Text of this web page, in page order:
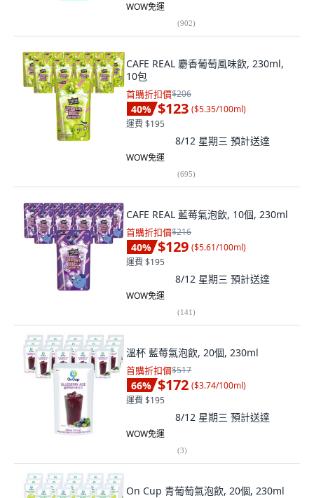
WOW免運
(902)
CAFE REAL 麝香葡萄風味飲, 230ml,
10包
首購折扣價$206
40% $123 ($5.35/100ml)
運費 $195
8/12 星期三 預計送達
WOW免運
(695)
CAFE REAL 藍莓氣泡飲, 10個, 230ml
首購折扣價$216
40% $129 ($5.61/100ml)
運費 $195
8/12 星期三 預計送達
WOW免運
(141)
溫杯 藍莓氣泡飲, 20個, 230ml
首購折扣價$517
66% $172 ($3.74/100ml)
運費 $195
8/12 星期三 預計送達
WOW免運
(3)
On Cup 青葡萄氣泡飲, 20個, 230ml